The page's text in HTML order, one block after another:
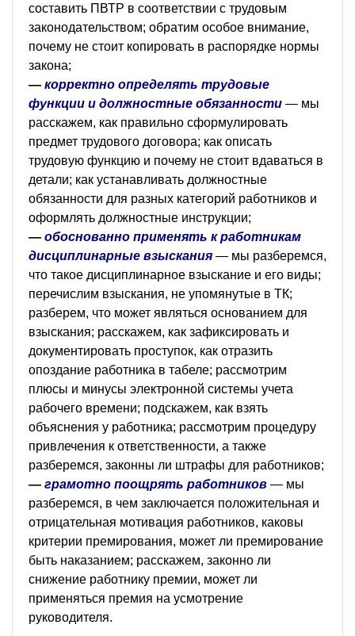
составить ПВТР в соответствии с трудовым
законодательством; обратим особое внимание,
почему не стоит копировать в распорядке нормы
закона;
— корректно определять трудовые
функции и должностные обязанности — мы
расскажем, как правильно сформулировать
предмет трудового договора; как описать
трудовую функцию и почему не стоит вдаваться в
детали; как устанавливать должностные
обязанности для разных категорий работников и
оформлять должностные инструкции;
— обоснованно применять к работникам
дисциплинарные взыскания — мы разберемся,
что такое дисциплинарное взыскание и его виды;
перечислим взыскания, не упомянутые в ТК;
разберем, что может являться основанием для
взыскания; расскажем, как зафиксировать и
документировать проступок, как отразить
опоздание работника в табеле; рассмотрим
плюсы и минусы электронной системы учета
рабочего времени; подскажем, как взять
объяснения у работника; рассмотрим процедуру
привлечения к ответственности, а также
разберемся, законны ли штрафы для работников;
— грамотно поощрять работников — мы
разберемся, в чем заключается положительная и
отрицательная мотивация работников, каковы
критерии премирования, может ли премирование
быть наказанием; расскажем, законно ли
снижение работнику премии, может ли
применяться премия на усмотрение
руководителя.